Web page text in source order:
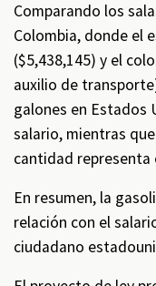
Comparando los
Colombia, donde el
($5,438,145) y el
auxilio de
galones en Estados
salario, mientras
cantidad representa
En resumen, la
relación con el
ciudadano